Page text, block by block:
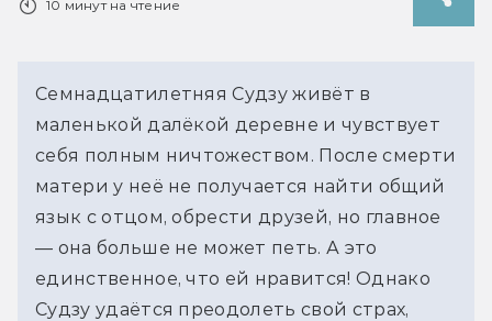
10 минут на чтение
Семнадцатилетняя Судзу живёт в
маленькой далёкой деревне и чувствует
себя полным ничтожеством. После смерти
матери у неё не получается найти общий
язык с отцом, обрести друзей, но главное
— она больше не может петь. А это
единственное, что ей нравится! Однако
Судзу удаётся преодолеть свой страх,